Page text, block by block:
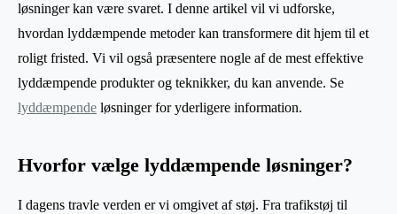
løsninger kan være svaret. I denne artikel vil vi udforske,
hvordan lyddæmpende metoder kan transformere dit hjem til et
roligt fristed. Vi vil også præsentere nogle af de mest effektive
lyddæmpende produkter og teknikker, du kan anvende. Se
lyddæmpende løsninger for yderligere information.
Hvorfor vælge lyddæmpende løsninger?
I dagens travle verden er vi omgivet af støj. Fra trafikstøj til